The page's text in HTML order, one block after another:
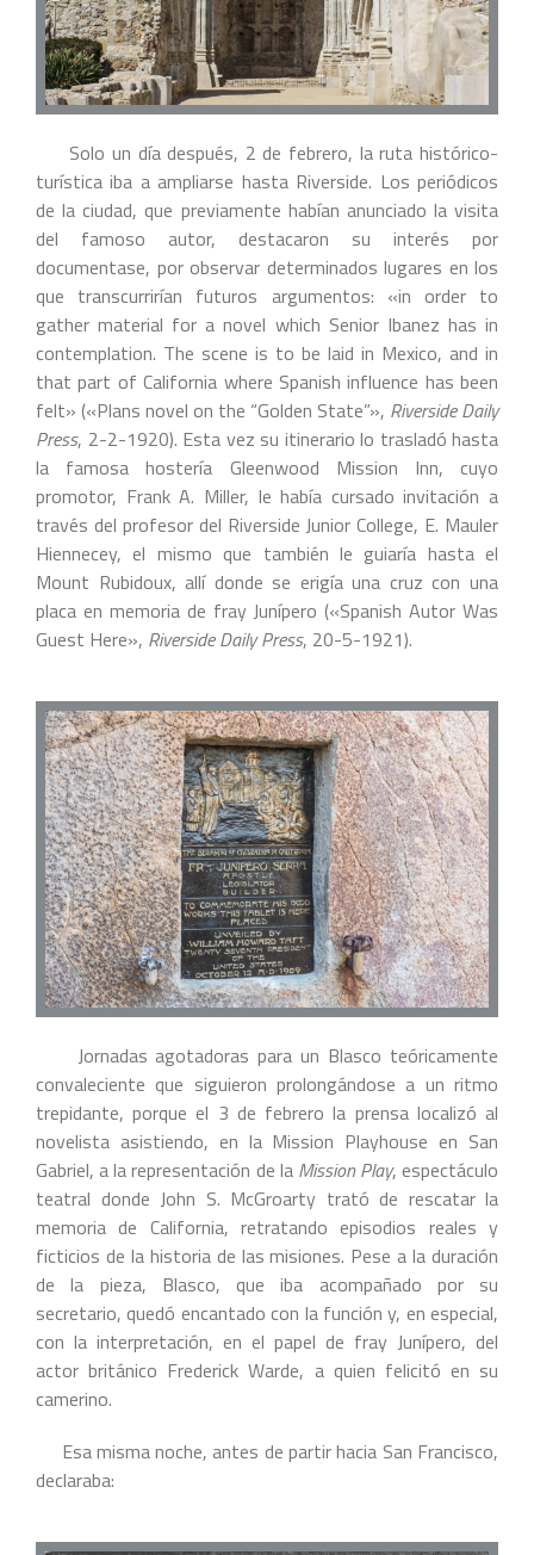
Solo un día después, 2 de febrero, la ruta histórico-
turística iba a ampliarse hasta Riverside. Los periódicos
de la ciudad, que previamente habían anunciado la visita
del famoso autor, destacaron su interés por
documentase, por observar determinados lugares en los
que transcurrirían futuros argumentos: «in order to
gather material for a novel which Senior Ibanez has in
contemplation. The scene is to be laid in Mexico, and in
that part of California where Spanish influence has been
felt» («Plans novel on the “Golden State”», Riverside Daily
Press, 2-2-1920). Esta vez su itinerario lo trasladó hasta
la famosa hostería Gleenwood Mission Inn, cuyo
promotor, Frank A. Miller, le había cursado invitación a
través del profesor del Riverside Junior College, E. Mauler
Hiennecey, el mismo que también le guiaría hasta el
Mount Rubidoux, allí donde se erigía una cruz con una
placa en memoria de fray Junípero («Spanish Autor Was
Guest Here», Riverside Daily Press, 20-5-1921).
Jornadas agotadoras para un Blasco teóricamente
convaleciente que siguieron prolongándose a un ritmo
trepidante, porque el 3 de febrero la prensa localizó al
novelista asistiendo, en la Mission Playhouse en San
Gabriel, a la representación de la Mission Play, espectáculo
teatral donde John S. McGroarty trató de rescatar la
memoria de California, retratando episodios reales y
ficticios de la historia de las misiones. Pese a la duración
de la pieza, Blasco, que iba acompañado por su
secretario, quedó encantado con la función y, en especial,
con la interpretación, en el papel de fray Junípero, del
actor británico Frederick Warde, a quien felicitó en su
camerino.
Esa misma noche, antes de partir hacia San Francisco,
declaraba: